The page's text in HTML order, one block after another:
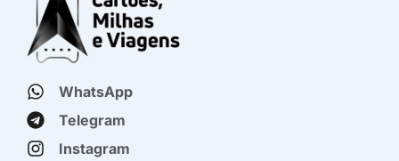
WhatsApp
Telegram
Instagram